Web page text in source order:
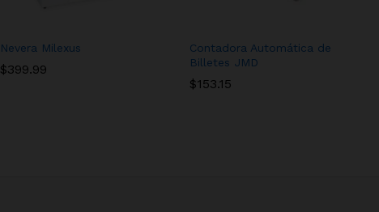
Nevera Milexus
$399.99
Contadora Automática de
Billetes JMD
$153.15